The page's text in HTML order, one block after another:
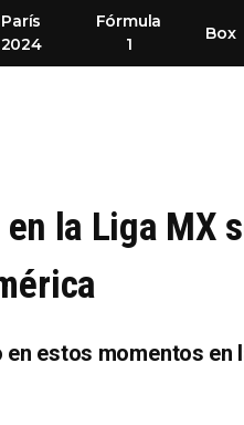
París
2024
Fórmula
1
Box
la Liga MX
estos momentos